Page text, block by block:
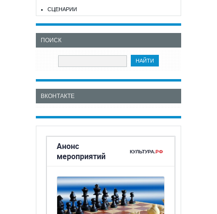
СЦЕНАРИИ
ПОИСК
ВКОНТАКТЕ